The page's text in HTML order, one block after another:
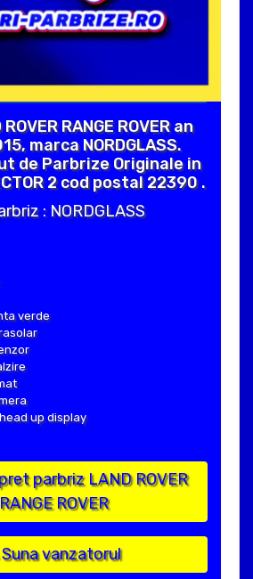
RANGE ROVER an
marca NORDGLASS.
de Parbrize Originale in
2 cod postal 22390 .
: NORDGLASS
verde
up display
parbriz LAND ROVER
RANGE ROVER
vanzatorul